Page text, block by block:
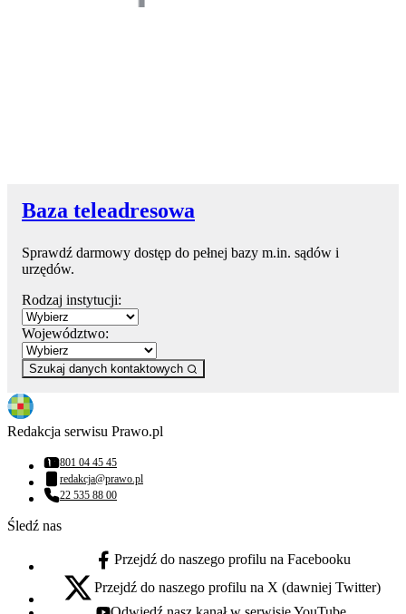
Baza teleadresowa
Sprawdź darmowy dostęp do pełnej bazy m.in. sądów i
urzędów.
Rodzaj instytucji:
Województwo:
Szukaj danych kontaktowych
Redakcja serwisu Prawo.pl
Numer telefonu:
801 04 45 45
Adres email:
redakcja@prawo.pl
Numer telefonu:
22 535 88 00
Śledź nas
facebook - otwiera się w nowej karcie
Przejdź do naszego profilu na Facebooku
x - otwiera się w nowej karcie
Przejdź do naszego profilu na X (dawniej Twitter)